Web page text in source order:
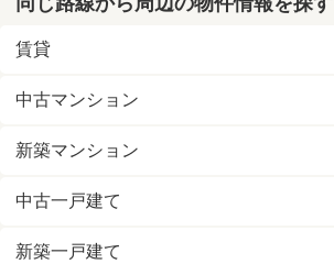
賃貸
中古マンション
新築マンション
中古一戸建て
新築一戸建て